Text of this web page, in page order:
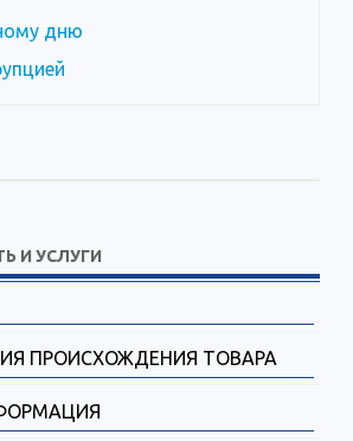
дню
И УСЛУГИ
ПРОИСХОЖДЕНИЯ ТОВАРА